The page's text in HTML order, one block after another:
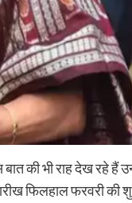
की भी राह देख रहे हैं
फिलहाल फरवरी की